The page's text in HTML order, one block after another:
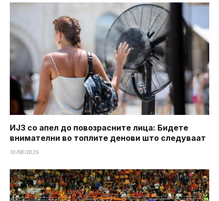
ИЈЗ со апел до повозрасните лица: Бидете
внимателни во топлите денови што следуваат
10/08/2026